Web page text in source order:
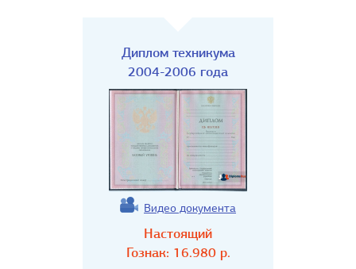
Диплом техникума
2004-2006 года
Видео документа
Настоящий
Гознак: 16.980р.